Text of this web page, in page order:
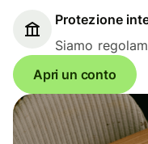
Protezione
Siamo
Apri un conto